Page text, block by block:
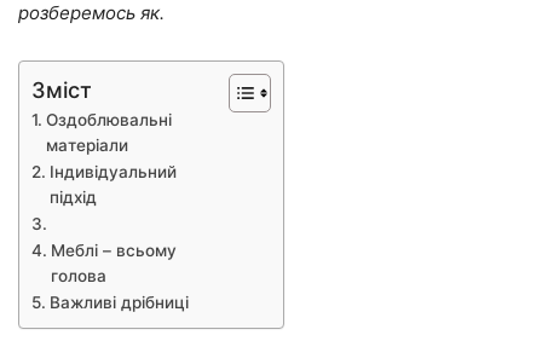
розберемось як.
Зміст
Оздоблювальні
матеріали
Індивідуальний
підхід
Меблі – всьому
голова
Важливі дрібниці